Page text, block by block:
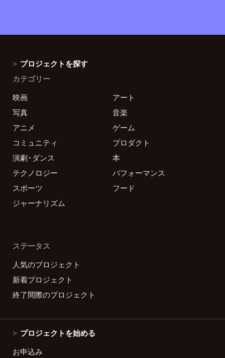
プロジェクトを探す
カテゴリー
映画
アート
写真
音楽
アニメ
ゲーム
コミュニティ
プロダクト
演劇・ダンス
本
テクノロジー
パフォーマンス
スポーツ
フード
ジャーナリズム
ステータス
人気のプロジェクト
新着プロジェクト
終了間際のプロジェクト
プロジェクトを始める
お申込み